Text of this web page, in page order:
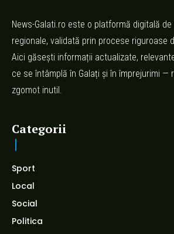
News-Galati.ro este o platformă digitală
regionale, validată prin procese riguroase
Aici găsești informații actualizate,
ce se întâmplă în Galați și în împrejurimi —
zgomot inutil.
Categorii
Sport
Local
Social
Politica